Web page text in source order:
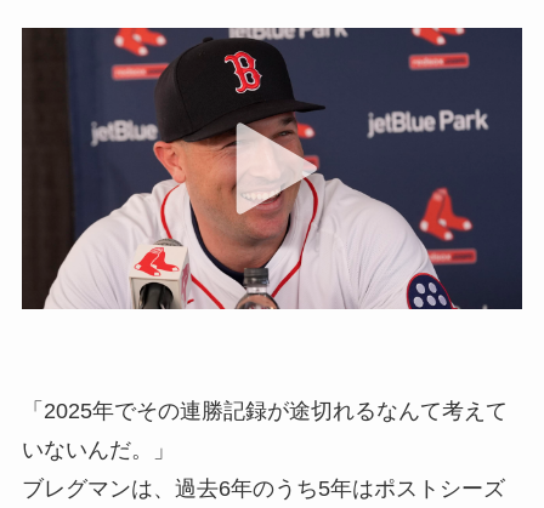
「2025年でその連勝記録が途切れるなんて考えて
いないんだ。」
ブレグマンは、過去6年のうち5年はポストシーズ